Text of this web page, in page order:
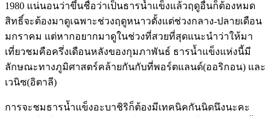
1980 แน่นอนว่าขึ้นชื่อว่าเป็นธารน้ำแข็งแล้วฤดูอื่นก็ต้องหมด
สิทธิ์จะต้องมาดูเฉพาะช่วงฤดูหนาวตั้งแต่ช่วงกลาง-ปลายเดือน
มกราคม แต่หากอยากมาดูในช่วงที่สวยที่สุดแนะนำว่าให้มา
เที่ยวชมคือครึ่งเดือนหลังของกุมภาพันธ์ ธารน้ำแข็งแห่งนี้มี
ลักษณะทางภูมิศาสตร์คล้ายกันกับที่พอร์ตแลนด์(ออริกอน) และ
เวนิซ(อิตาลี)
การจะชมธารน้ำแข็งอะบาชิริก็ต้องมีเทคนิคกันนิดนึงนะคะ